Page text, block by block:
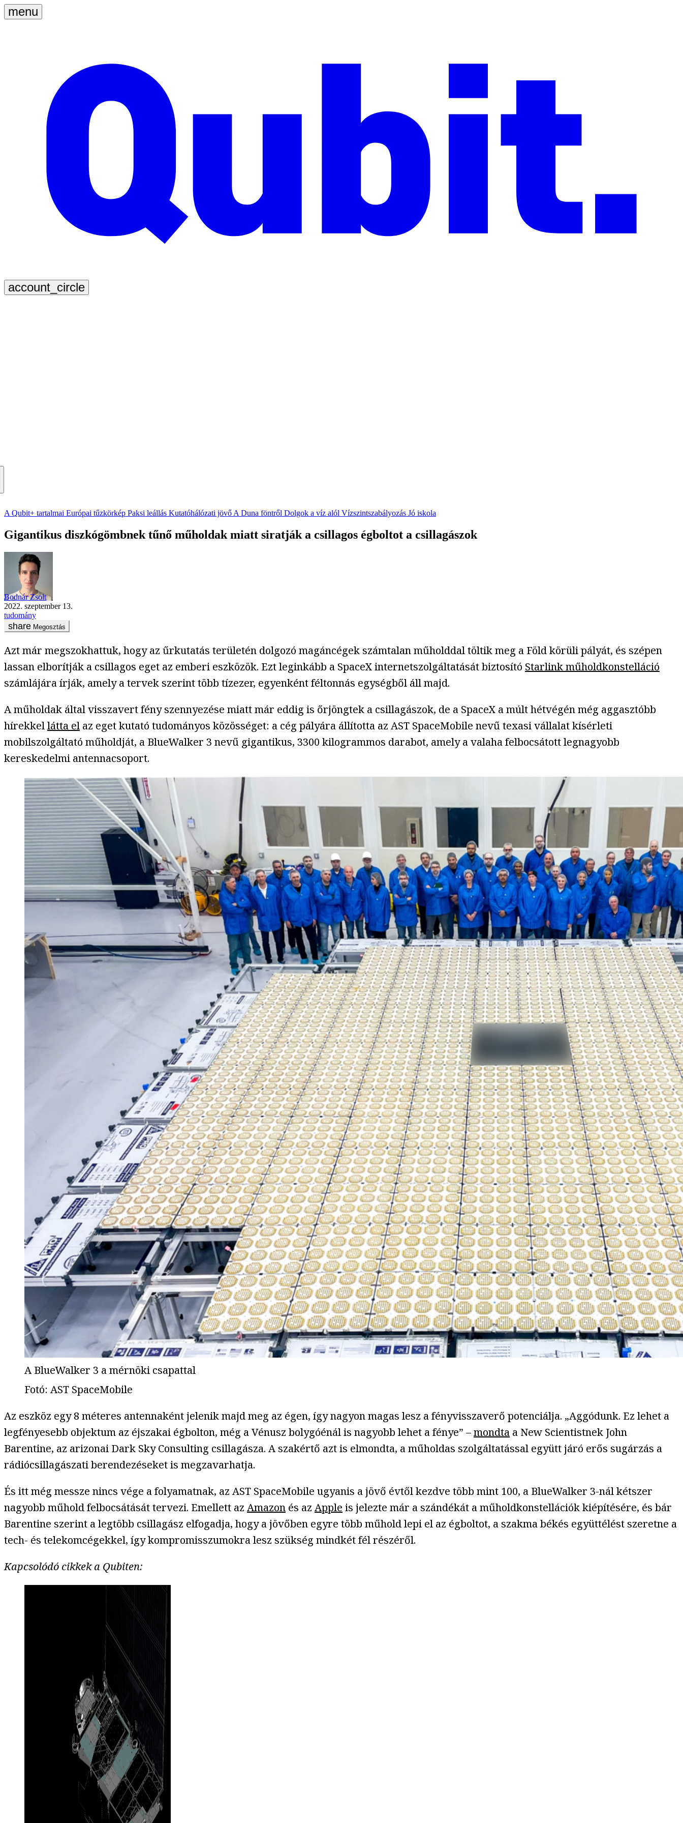
A Qubit+ tartalmai Európai tűzkörkép Paksi leállás Kutatóhálózati jövő A Duna föntről Dolgok a víz alól Vízszintszabályozás Jó iskola
Gigantikus diszkógömbnek tűnő műholdak miatt siratják a csillagos égboltot a csillagászok
Bodnár Zsolt
2022. szeptember 13.
tudomány
Megosztás
Azt már megszokhattuk, hogy az űrkutatás területén dolgozó magáncégek számtalan műholddal töltik meg a Föld körüli pályát, és szépen
lassan elborítják a csillagos eget az emberi eszközök. Ezt leginkább a SpaceX internetszolgáltatását biztosító Starlink műholdkonstelláció
számlájára írják, amely a tervek szerint több tízezer, egyenként féltonnás egységből áll majd.
A műholdak által visszavert fény szennyezése miatt már eddig is őrjöngtek a csillagászok, de a SpaceX a múlt hétvégén még aggasztóbb
hírekkellátta el az eget kutató tudományos közösséget: a cég pályára állította az AST SpaceMobile nevű texasi vállalat kísérleti
mobilszolgáltató műholdját, a BlueWalker 3 nevű gigantikus, 3300 kilogrammos darabot, amely a valaha felbocsátott legnagyobb
kereskedelmi antennacsoport.
A BlueWalker 3 a mérnöki csapattal
Fotó: AST SpaceMobile
Az eszköz egy 8 méteres antennaként jelenik majd meg az égen, így nagyon magas lesz a fényvisszaverő potenciálja. „Aggódunk. Ez lehet a
legfényesebb objektum az éjszakai égbolton, még a Vénusz bolygóénál is nagyobb lehet a fénye” –mondta a New Scientistnek John
Barentine, az arizonai Dark Sky Consulting csillagásza. A szakértő azt is elmondta, a műholdas szolgáltatással együtt járó erős sugárzás a
rádiócsillagászati berendezéseket is megzavarhatja.
És itt még messze nincs vége a folyamatnak, az AST SpaceMobile ugyanis a jövő évtől kezdve több mint 100, a BlueWalker 3-nál kétszer
nagyobb műhold felbocsátását tervezi. Emellett az Amazon és az Apple is jelezte már a szándékát a műholdkonstellációk kiépítésére, és bár
Barentine szerint a legtöbb csillagász elfogadja, hogy a jövőben egyre több műhold lepi el az égboltot, a szakma békés együttélést szeretne a
tech- és telekomcégekkel, így kompromisszumokra lesz szükség mindkét fél részéről.
Kapcsolódó cikkek a Qubiten: